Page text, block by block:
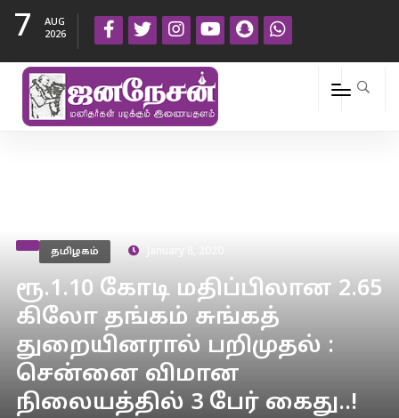
7
AUG
2026
தமிழகம்
ரூ.1.10 கோடி மதிப்பிலான 2.65
கிலோ தங்கம் சுங்கத்
துறையினரால் பறிமுதல் :
சென்னை விமான
நிலையத்தில் 3 பேர் கைது..!